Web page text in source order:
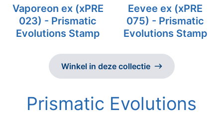
Vaporeon ex (xPRE
023) - Prismatic
Evolutions Stamp
Eevee ex (xPRE
075) - Prismatic
Evolutions Stamp
Winkel in deze collectie
Prismatic Evolutions